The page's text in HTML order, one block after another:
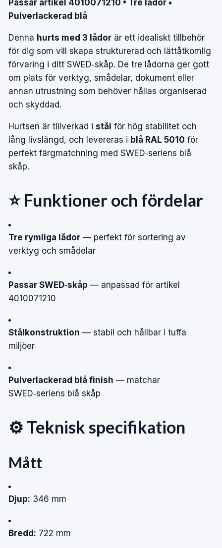
Passar artikel 4010071210 • Tre lådor •
Pulverlackerad blå
Denna hurts med 3 lådor är ett idealiskt tillbehör
för dig som vill skapa strukturerad och lättåtkomlig
förvaring i ditt SWED‑skåp. De tre lådorna ger gott
om plats för verktyg, smådelar, dokument eller
annan utrustning som behöver hållas organiserad
och skyddad.
Hurtsen är tillverkad i stål för hög stabilitet och
lång livslängd, och levereras i blå RAL 5010 för
perfekt färgmatchning med SWED‑seriens blå
skåp.
⭐ Funktioner och fördelar
Tre rymliga lådor — perfekt för sortering av
verktyg och smådelar
Passar SWED‑skåp — anpassad för artikel
4010071210
Stålkonstruktion — stabil och hållbar i tuffa
miljöer
Pulverlackerad blå finish — matchar
SWED‑seriens blå skåp
⚙️ Teknisk specifikation
Mått
Djup: 346 mm
Bredd: 722 mm